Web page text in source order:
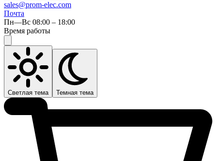
sales@prom-elec.com
Почта
Пн—Вс 08:00 – 18:00
Время работы
Светлая тема Темная тема